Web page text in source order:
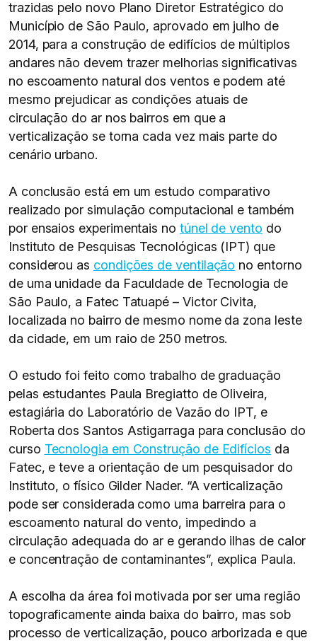
trazidas pelo novo Plano Diretor Estratégico do
Município de São Paulo, aprovado em julho de
2014, para a construção de edifícios de múltiplos
andares não devem trazer melhorias significativas
no escoamento natural dos ventos e podem até
mesmo prejudicar as condições atuais de
circulação do ar nos bairros em que a
verticalização se torna cada vez mais parte do
cenário urbano.
A conclusão está em um estudo comparativo
realizado por simulação computacional e também
por ensaios experimentais no túnel de vento do
Instituto de Pesquisas Tecnológicas (IPT) que
considerou as condições de ventilação no entorno
de uma unidade da Faculdade de Tecnologia de
São Paulo, a Fatec Tatuapé – Victor Civita,
localizada no bairro de mesmo nome da zona leste
da cidade, em um raio de 250 metros.
O estudo foi feito como trabalho de graduação
pelas estudantes Paula Bregiatto de Oliveira,
estagiária do Laboratório de Vazão do IPT, e
Roberta dos Santos Astigarraga para conclusão do
curso Tecnologia em Construção de Edifícios da
Fatec, e teve a orientação de um pesquisador do
Instituto, o físico Gilder Nader. “A verticalização
pode ser considerada como uma barreira para o
escoamento natural do vento, impedindo a
circulação adequada do ar e gerando ilhas de calor
e concentração de contaminantes”, explica Paula.
A escolha da área foi motivada por ser uma região
topograficamente ainda baixa do bairro, mas sob
processo de verticalização, pouco arborizada e que